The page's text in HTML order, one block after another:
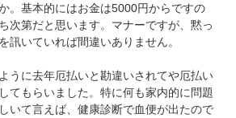
。基本的にはお金は5000円からですの
次第だと思います。マナーですが、黙っ
訊いていれば間違いありません。
うに去年厄払いと勘違いされてや厄払い
てもらいました。特に何も家内的に問題
いて言えば、健康診断で血便が出たので